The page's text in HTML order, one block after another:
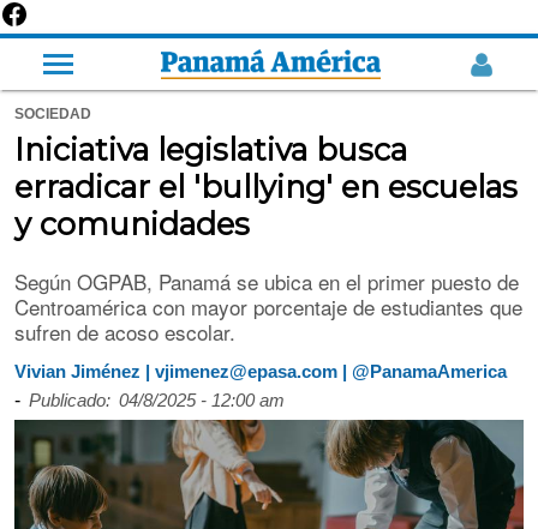
SOCIEDAD
Iniciativa legislativa busca
erradicar el 'bullying' en escuelas
y comunidades
Según OGPAB, Panamá se ubica en el primer puesto de
Centroamérica con mayor porcentaje de estudiantes que
sufren de acoso escolar.
Vivian Jiménez | vjimenez@epasa.com | @PanamaAmerica
- Publicado: 04/8/2025 - 12:00 am